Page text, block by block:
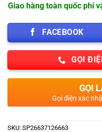
Giao hàng toàn quốc phí
FACEBOOK
GỌI
GỌI
Gọi điện xác
SKU: SP26637126663